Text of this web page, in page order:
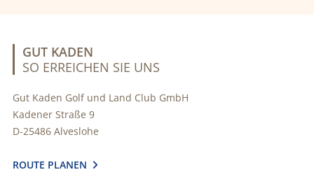
GUT KADEN
SO ERREICHEN SIE UNS
Gut Kaden Golf und Land Club GmbH
Kadener Straße 9
D-25486 Alveslohe
ROUTE PLANEN 